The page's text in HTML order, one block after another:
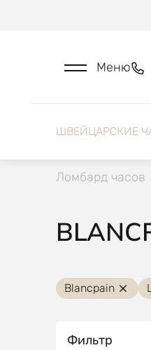
Меню
ШВЕЙЦАРСКИЕ
Ломбард часов
Blancpain
Фильтр